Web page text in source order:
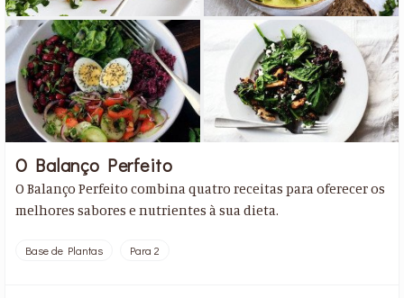
O Balanço Perfeito
O Balanço Perfeito combina quatro receitas para oferecer os
melhores sabores e nutrientes à sua dieta.
Base de Plantas Para 2